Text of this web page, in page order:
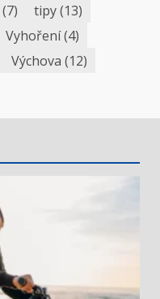
(7) tipy(13)
Vyhoření(4)
Výchova (12)